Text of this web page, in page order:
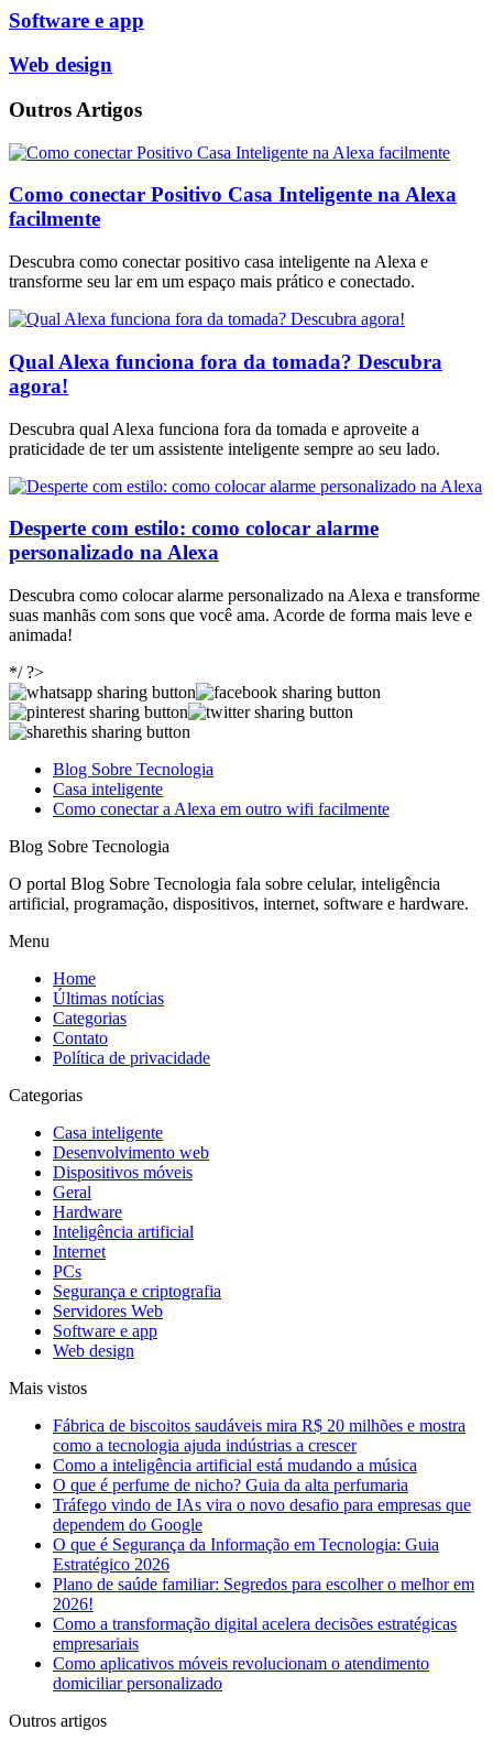
Software e app
Web design
Outros Artigos
Como conectar Positivo Casa Inteligente na Alexa
facilmente
Descubra como conectar positivo casa inteligente na Alexa e
transforme seu lar em um espaço mais prático e conectado.
Qual Alexa funciona fora da tomada? Descubra
agora!
Descubra qual Alexa funciona fora da tomada e aproveite a
praticidade de ter um assistente inteligente sempre ao seu lado.
Desperte com estilo: como colocar alarme
personalizado na Alexa
Descubra como colocar alarme personalizado na Alexa e transforme
suas manhãs com sons que você ama. Acorde de forma mais leve e
animada!
*/ ?>
Blog Sobre Tecnologia
Casa inteligente
Como conectar a Alexa em outro wifi facilmente
Blog Sobre Tecnologia
O portal Blog Sobre Tecnologia fala sobre celular, inteligência
artificial, programação, dispositivos, internet, software e hardware.
Menu
Home
Últimas notícias
Categorias
Contato
Política de privacidade
Categorias
Casa inteligente
Desenvolvimento web
Dispositivos móveis
Geral
Hardware
Inteligência artificial
Internet
PCs
Segurança e criptografia
Servidores Web
Software e app
Web design
Mais vistos
Fábrica de biscoitos saudáveis mira R$ 20 milhões e mostra
como a tecnologia ajuda indústrias a crescer
Como a inteligência artificial está mudando a música
O que é perfume de nicho? Guia da alta perfumaria
Tráfego vindo de IAs vira o novo desafio para empresas que
dependem do Google
O que é Segurança da Informação em Tecnologia: Guia
Estratégico 2026
Plano de saúde familiar: Segredos para escolher o melhor em
2026!
Como a transformação digital acelera decisões estratégicas
empresariais
Como aplicativos móveis revolucionam o atendimento
domiciliar personalizado
Outros artigos